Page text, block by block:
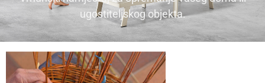
ugostiteljskog objekta.